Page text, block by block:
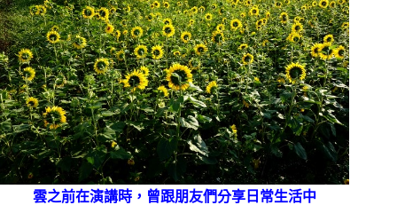
雲之前在演講時，曾跟朋友們分享日常生活中